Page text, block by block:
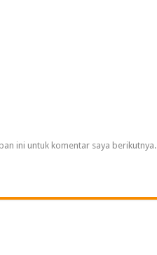
ini untuk komentar saya berikutnya.